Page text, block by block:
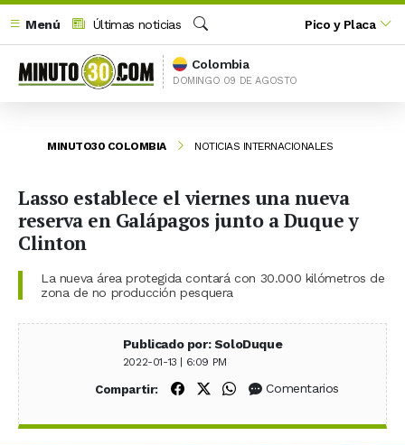
Menú
Últimas noticias
Buscar
Pico y Placa
Colombia
DOMINGO 09 DE AGOSTO
MINUTO30 COLOMBIA NOTICIAS INTERNACIONALES
Lasso establece el viernes una nueva
reserva en Galápagos junto a Duque y
Clinton
La nueva área protegida contará con 30.000 kilómetros de
zona de no producción pesquera
Publicado por: SoloDuque
2022-01-13 | 6:09 PM
Compartir: Compartir en Facebook
Compartir en X (Twitter)
Compartir en WhatsApp
Comentarios